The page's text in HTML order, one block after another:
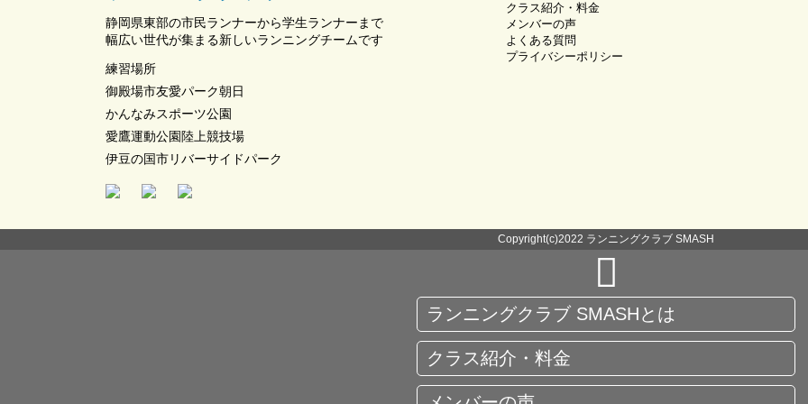
静岡県東部の市民ランナーから学生ランナーまで
幅広い世代が集まる新しいランニングチームです
練習場所
御殿場市友愛パーク朝日
かんなみスポーツ公園
愛鷹運動公園陸上競技場
伊豆の国市リバーサイドパーク
クラス紹介・料金
メンバーの声
よくある質問
プライバシーポリシー
Copyright(c)2022 ランニングクラブ SMASH
ランニングクラブ SMASHとは
クラス紹介・料金